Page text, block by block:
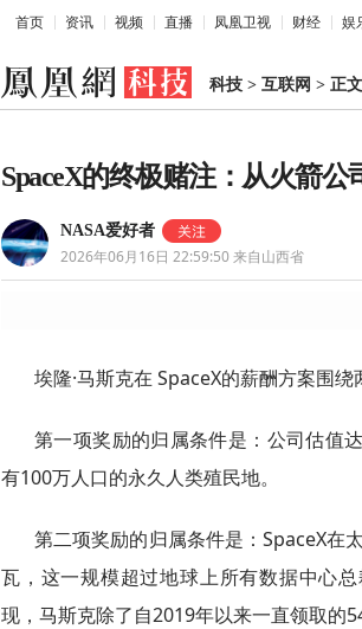
首页 资讯 视频 直播 凤凰卫视 财经 娱
科技 > 互联网 > 正文
SpaceX的终极赌注：从火箭公
NASA爱好者
2026年06月16日 22:59:50来自山西省
埃隆·马斯克在 SpaceX的薪酬方案围绕
第一项奖励的归属条件是：公司估值
有100万人口的永久人类殖民地。
第二项奖励的归属条件是：SpaceX在
瓦，这一规模超过地球上所有数据中心
现，马斯克除了自2019年以来一直领取的